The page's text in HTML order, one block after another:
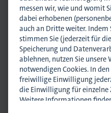
Andrea Idllalene, Assistenz
a.idllalene@dmpi-bw.de
0711 45044-12
Anmelden Termin
Mehr informativeSeminare
messen wir, wie und womit
dabei erhobenen
auch an Dritte weiter. Indem
stimmen Sie (jederzeit für
Speicherung und
ablehnen, nutzen Sie
notwendigen Cookies. In
freiwillige Einwilligung
die Einwilligung für einzelne
Weitere Informationen